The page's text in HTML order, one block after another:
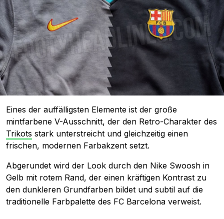
Eines der auffälligsten Elemente ist der große
mintfarbene V-Ausschnitt, der den Retro-Charakter des
Trikots stark unterstreicht und gleichzeitig einen
frischen, modernen Farbakzent setzt.
Abgerundet wird der Look durch den Nike Swoosh in
Gelb mit rotem Rand, der einen kräftigen Kontrast zu
den dunkleren Grundfarben bildet und subtil auf die
traditionelle Farbpalette des FC Barcelona verweist.